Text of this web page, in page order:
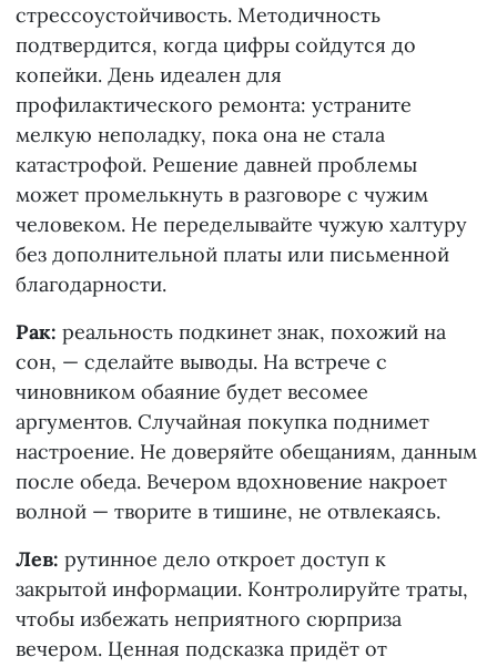
стрессоустойчивость. Методичность
подтвердится, когда цифры сойдутся до
копейки. День идеален для
профилактического ремонта: устраните
мелкую неполадку, пока она не стала
катастрофой. Решение давней проблемы
может промелькнуть в разговоре с чужим
человеком. Не переделывайте чужую халтуру
без дополнительной платы или письменной
благодарности.
Рак: реальность подкинет знак, похожий на
сон, — сделайте выводы. На встрече с
чиновником обаяние будет весомее
аргументов. Случайная покупка поднимет
настроение. Не доверяйте обещаниям, данным
после обеда. Вечером вдохновение накроет
волной — творите в тишине, не отвлекаясь.
Лев: рутинное дело откроет доступ к
закрытой информации. Контролируйте траты,
чтобы избежать неприятного сюрприза
вечером. Ценная подсказка придёт от